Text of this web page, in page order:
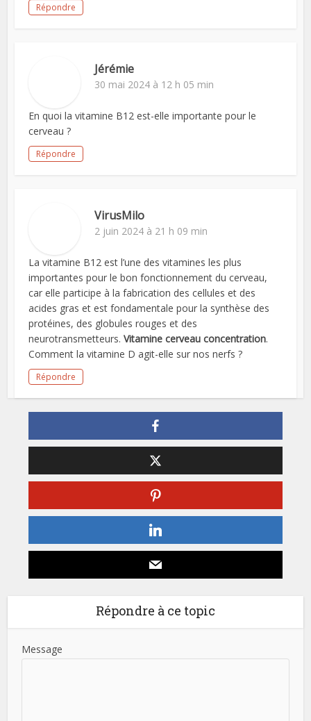
Répondre
Jérémie
30 mai 2024 à 12 h 05 min
En quoi la vitamine B12 est-elle importante pour le
cerveau ?
Répondre
VirusMilo
2 juin 2024 à 21 h 09 min
La vitamine B12 est l’une des vitamines les plus
importantes pour le bon fonctionnement du cerveau,
car elle participe à la fabrication des cellules et des
acides gras et est fondamentale pour la synthèse des
protéines, des globules rouges et des
neurotransmetteurs.Vitamine cerveau concentration.
Comment la vitamine D agit-elle sur nos nerfs ?
Répondre
Répondre à ce topic
Message